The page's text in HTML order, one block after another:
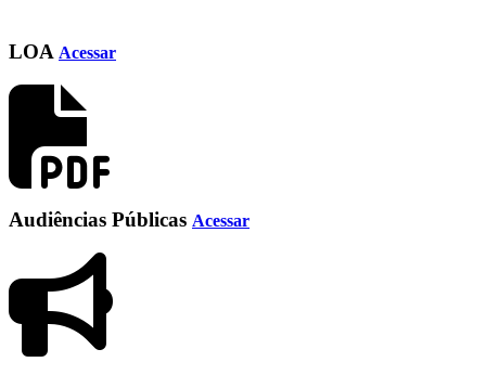
LOA Acessar
Audiências Públicas Acessar